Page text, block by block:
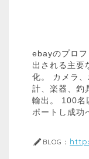
ebayのプロ
出される主要
化。 カメラ
計、楽器、釣
輸出。 100名
ポートし成功
BLOG：